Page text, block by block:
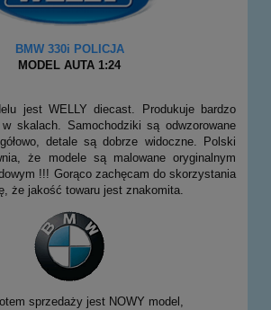
BMW 330i POLICJA
MODEL AUTA 1:24
jest WELLY diecast. Produkuje bardzo
skalach. Samochodziki są odwzorowane
detale są dobrze widoczne. Polski
że modele są malowane oryginalnym
!!! Gorąco zachęcam do skorzystania
że jakość towaru jest znakomita.
sprzedaży jest NOWY model,